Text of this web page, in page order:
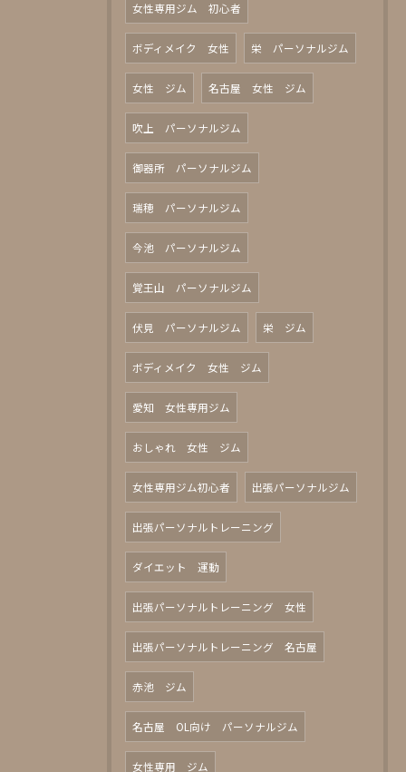
女性専用ジム 初心者
ボディメイク 女性 栄 パーソナルジム
女性 ジム 名古屋 女性 ジム
吹上 パーソナルジム
御器所 パーソナルジム
瑞穂 パーソナルジム
今池 パーソナルジム
覚王山 パーソナルジム
伏見 パーソナルジム 栄 ジム
ボディメイク 女性 ジム
愛知 女性専用ジム
おしゃれ 女性 ジム
女性専用ジム初心者 出張パーソナルジム
出張パーソナルトレーニング
ダイエット 運動
出張パーソナルトレーニング 女性
出張パーソナルトレーニング 名古屋
赤池 ジム
名古屋 OL向け パーソナルジム
女性専用 ジム